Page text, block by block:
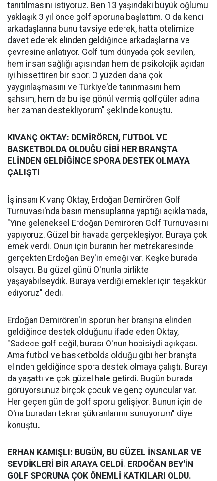
tanıtılmasını istiyoruz. Ben 13 yaşındaki büyük oğlumu
yaklaşık 3 yıl önce golf sporuna başlattım. O da kendi
arkadaşlarına bunu tavsiye ederek, hatta otelimize
davet ederek elinden geldiğince arkadaşlarına ve
çevresine anlatıyor. Golf tüm dünyada çok sevilen,
hem insan sağlığı açısından hem de psikolojik açıdan
iyi hissettiren bir spor. O yüzden daha çok
yaygınlaşmasını ve Türkiye'de tanınmasını hem
şahsım, hem de bu işe gönül vermiş golfçüler adına
her zaman destekliyorum" şeklinde konuştu.
KIVANÇ OKTAY: DEMİRÖREN, FUTBOL VE
BASKETBOLDA OLDUĞU GİBİ HER BRANŞTA
ELİNDEN GELDİĞİNCE SPORA DESTEK OLMAYA
ÇALIŞTI
İş insanı Kıvanç Oktay, Erdoğan Demirören Golf
Turnuvası'nda basın mensuplarına yaptığı açıklamada,
"Yine geleneksel Erdoğan Demirören Golf Turnuvası'nı
yapıyoruz. Güzel bir havada gerçekleşiyor. Buraya çok
emek verdi. Onun için buranın her metrekaresinde
gerçekten Erdoğan Bey'in emeği var. Keşke burada
olsaydı. Bu güzel günü O'nunla birlikte
yaşayabilseydik. Buraya verdiği emekler için teşekkür
ediyoruz" dedi.
Erdoğan Demirören'in sporun her branşına elinden
geldiğince destek olduğunu ifade eden Oktay,
"Sadece golf değil, burası O'nun hobisiydi açıkçası.
Ama futbol ve basketbolda olduğu gibi her branşta
elinden geldiğince spora destek olmaya çalıştı. Burayı
da yaşattı ve çok güzel hale getirdi. Bugün burada
görüyorsunuz birçok çocuk ve genç oyuncular var.
Her geçen gün de golf sporu gelişiyor. Bunun için de
O'na buradan tekrar şükranlarımı sunuyorum" diye
konuştu.
ERHAN KAMIŞLI: BUGÜN, BU GÜZEL İNSANLAR VE
SEVDİKLERİ BİR ARAYA GELDİ. ERDOĞAN BEY'İN
GOLF SPORUNA ÇOK ÖNEMLİ KATKILARI OLDU.